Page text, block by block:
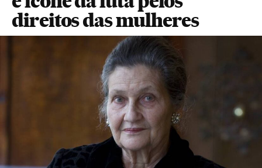
direitos das mulheres